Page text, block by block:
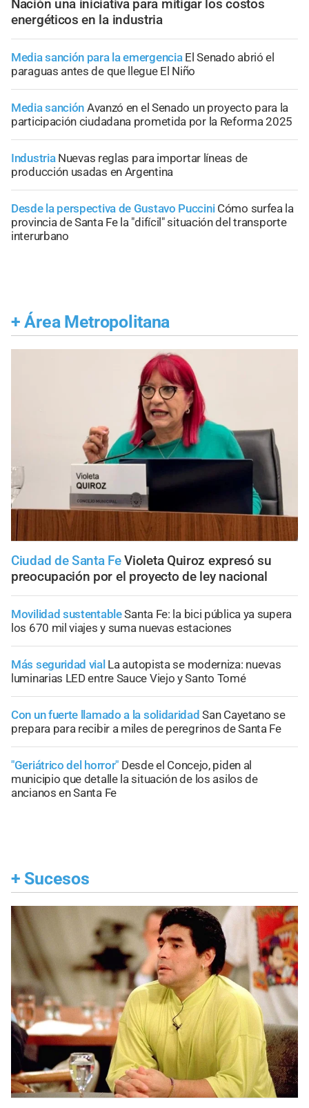
Nación una iniciativa para mitigar los costos
energéticos en la industria
Media sanción para la emergencia El Senado abrió el
paraguas antes de que llegue El Niño
Media sanción Avanzó en el Senado un proyecto para la
participación ciudadana prometida por la Reforma 2025
Industria Nuevas reglas para importar líneas de
producción usadas en Argentina
Desde la perspectiva de Gustavo Puccini Cómo surfea la
provincia de Santa Fe la "difícil" situación del transporte
interurbano
+ Área Metropolitana
Ciudad de Santa Fe Violeta Quiroz expresó su
preocupación por el proyecto de ley nacional
Movilidad sustentableSanta Fe: la bici pública ya supera
los 670 mil viajes y suma nuevas estaciones
Más seguridad vial La autopista se moderniza: nuevas
luminarias LED entre Sauce Viejo y Santo Tomé
Con un fuerte llamado a la solidaridad San Cayetano se
prepara para recibir a miles de peregrinos de Santa Fe
"Geriátrico del horror" Desde el Concejo, piden al
municipio que detalle la situación de los asilos de
ancianos en Santa Fe
+ Sucesos